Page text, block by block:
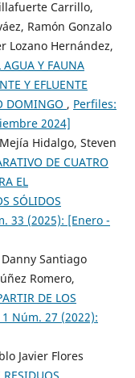
Carrillo,
Ramón Gonzalo
Lozano Hernández,
Y FAUNA
Y EFLUENTE
DOMINGO , Perfiles:
2024]
Hidalgo, Steven
DE CUATRO
EL
SÓLIDOS
33 (2025): [Enero -
Santiago
Romero,
DE LOS
Núm. 27 (2022):
Javier Flores